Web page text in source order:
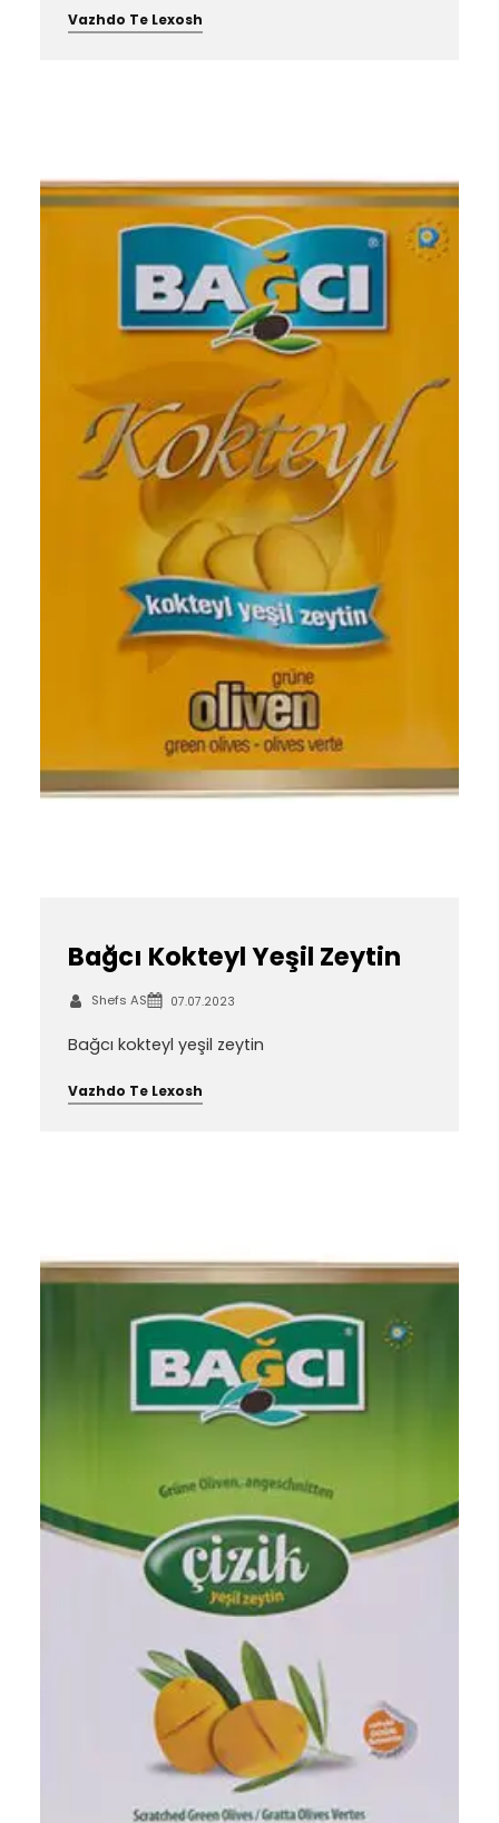
Vazhdo Te Lexosh
Bağcı Kokteyl Yeşil Zeytin
Shefs AS 07.07.2023
Bağcı kokteyl yeşil zeytin
Vazhdo Te Lexosh